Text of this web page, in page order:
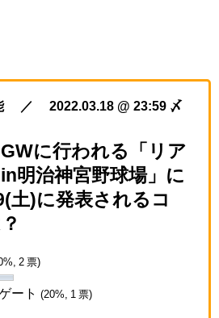
能 ／ 2022.03.18 @ 23:59 〆
GWに行われる「リア
明治神宮野球場」に
土)に発表されるコ
2 票)
ート (20%, 1 票)